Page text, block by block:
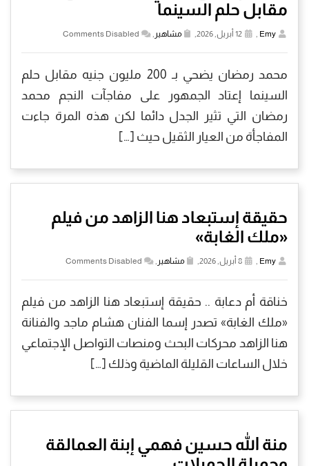
مقابل حلم السينما
Emy
, مشاهير ,
Comments Disabled
محمد رمضان يضحي بـ 200 مليون جنيه مقابل حلم
السينما إعتاد الجمهور على مفاجآت النجم محمد
رمضان التي تثير الجدل دائما لكن هذه المرة جاءت
المفاجأة من العيار الثقيل حيث […]
حقيقة إستبعاد هنا الزاهد من فيلم
«ملك الغابة»
Emy
, مشاهير ,
Comments Disabled
خناقة أم دعابة .. حقيقة إستبعاد هنا الزاهد من فيلم
«ملك الغابة» تصدر إسما الفنان هشام ماجد والفنانة
هنا الزاهد محركات البحث ومنصات التواصل الإجتماعي
خلال الساعات القليلة الماضية وذلك […]
منة الله حسين فهمي إبنة العمالقة